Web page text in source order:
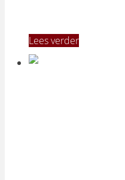
Lees verder